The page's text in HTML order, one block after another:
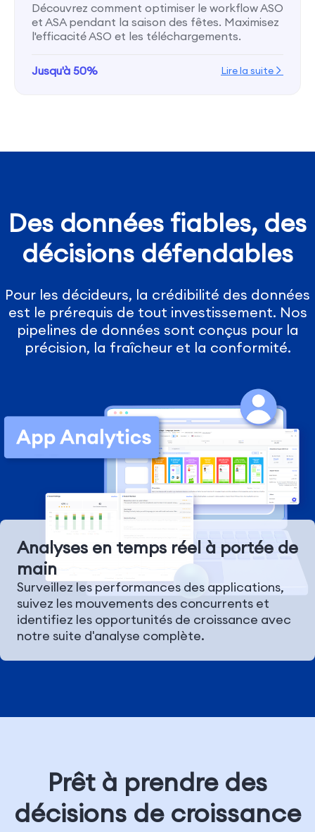
Découvrez comment optimiser le workflow ASO
et ASA pendant la saison des fêtes. Maximisez
l'efficacité ASO et les téléchargements.
Jusqu'à 50% Lire la suite
Des données fiables, des
décisions défendables
Pour les décideurs, la crédibilité des données
est le prérequis de tout investissement. Nos
pipelines de données sont conçus pour la
précision, la fraîcheur et la conformité.
Analyses en temps réel à portée de
main
Surveillez les performances des applications,
suivez les mouvements des concurrents et
identifiez les opportunités de croissance avec
notre suite d'analyse complète.
Prêt à prendre des
décisions de croissance